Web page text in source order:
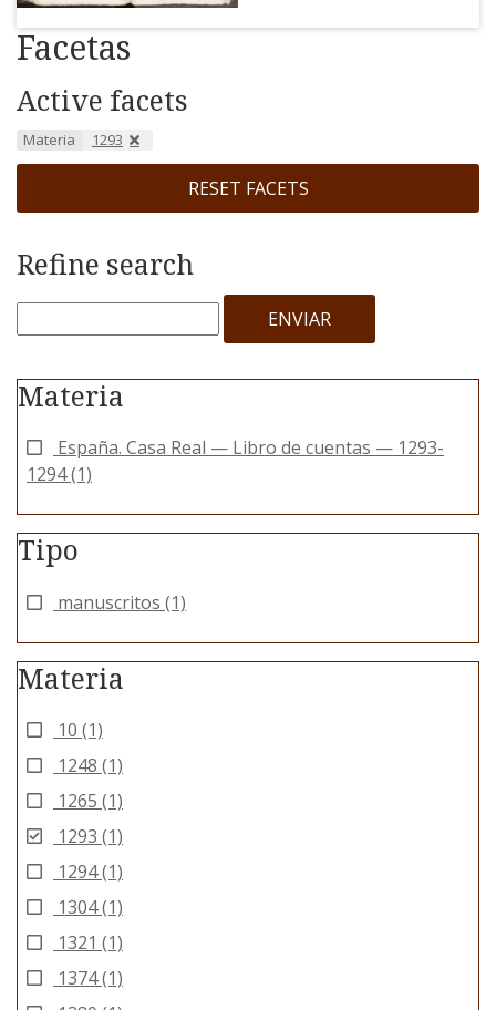
Facetas
Active facets
Materia 1293
RESET FACETS
Refine search
ENVIAR
Materia
España. Casa Real — Libro de cuentas — 1293-
1294(1)
Tipo
manuscritos (1)
Materia
10 (1)
1248 (1)
1265 (1)
1293 (1)
1294(1)
1304(1)
1321 (1)
1374(1)